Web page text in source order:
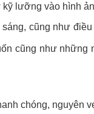
lưỡng vào hình
cũng như
cũng như
chóng, nguyên